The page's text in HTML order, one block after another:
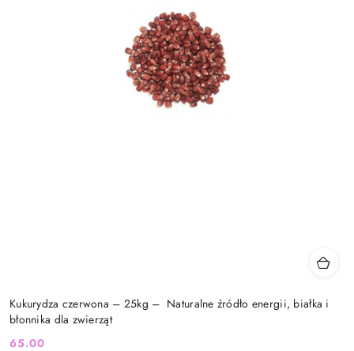
Kukurydza czerwona – 25kg – Naturalne źródło energii, białka i
błonnika dla zwierząt
65.00